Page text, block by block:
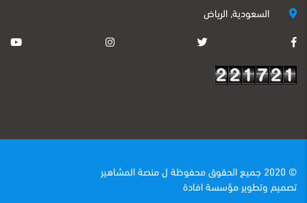
السعودية, الرياض
© 2020 جميع الحقوق محفوظة ل
منصة المشاهير
تصميم وتطوير مؤسسة افادة